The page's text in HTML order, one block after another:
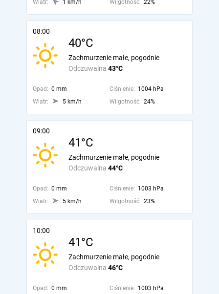
Wiatr: 1 km/h Wilgotność: 22%
08:00
40°C
Odczuwalna 43°C
Zachmurzenie małe, pogodnie
Opad: 0 mm Ciśnienie: 1004 hPa
Wiatr:
5 km/h Wilgotność: 24%
09:00
41°C
Odczuwalna 44°C
Zachmurzenie małe, pogodnie
Opad: 0 mm Ciśnienie: 1003 hPa
Wiatr:
5 km/h Wilgotność: 23%
10:00
41°C
Odczuwalna 46°C
Zachmurzenie małe, pogodnie
Opad: 0 mm Ciśnienie: 1003 hPa